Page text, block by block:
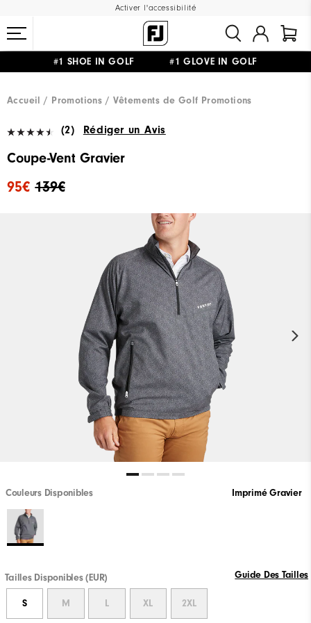
Activer l'accessibilité
#1 SHOE IN GOLF #1 GLOVE IN GOLF
Accueil
Promotions Vêtements de Golf Promotions
(2) Rédiger un Avis
Coupe-Vent Gravier
139€
95€
Couleurs Disponibles Imprimé Gravier
Tailles Disponibles (EUR) Guide Des Tailles
S M L XL 2XL